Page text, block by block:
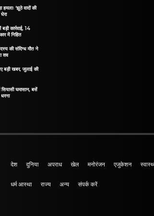
‘झूठे वादों की
कार्रवाई, 14
में निहित
की संदिग्ध मौत ने
शव
बड़ी खबर, जुलाई की
घमासान, बसें
देश दुनिया अपराध खेल मनोरंजन एजुकेशन
धर्म आस्था राज्य अन्य संपर्क करें